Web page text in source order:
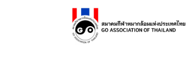
สมาคม
กีฬา
หมาก
ล้อม